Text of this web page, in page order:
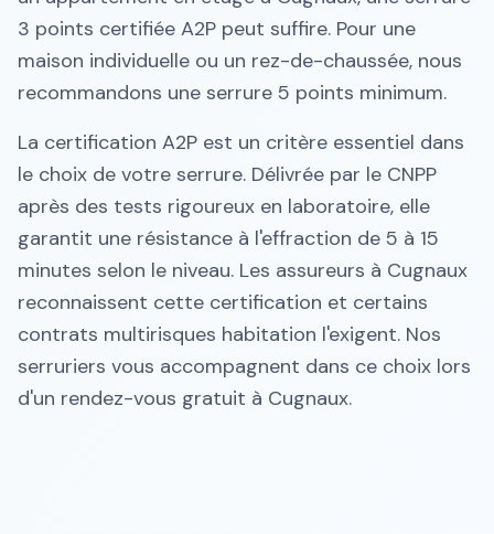
3 points certifiée A2P peut suffire. Pour une
maison individuelle ou un rez-de-chaussée, nous
recommandons une serrure 5 points minimum.
La certification A2P est un critère essentiel dans
le choix de votre serrure. Délivrée par le CNPP
après des tests rigoureux en laboratoire, elle
garantit une résistance à l'effraction de 5 à 15
minutes selon le niveau. Les assureurs à Cugnaux
reconnaissent cette certification et certains
contrats multirisques habitation l'exigent. Nos
serruriers vous accompagnent dans ce choix lors
d'un rendez-vous gratuit à Cugnaux.